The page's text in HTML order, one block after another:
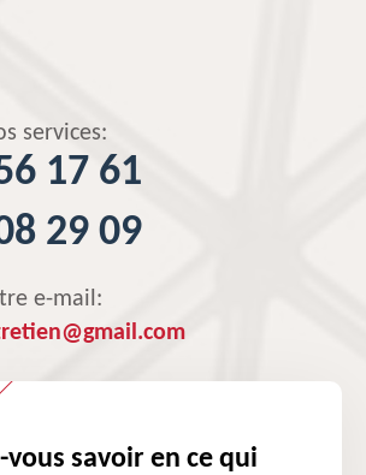
services:
17 61
29 09
e-mail:
vous savoir en ce qui